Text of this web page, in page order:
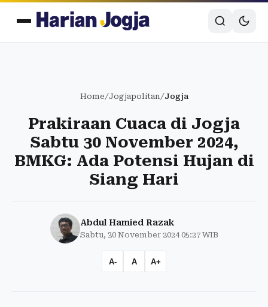
Home/Jogjapolitan/Jogja
Prakiraan Cuaca di Jogja
Sabtu 30 November 2024,
BMKG: Ada Potensi Hujan di
Siang Hari
Abdul Hamied Razak
Sabtu, 30 November 2024 05:27 WIB
A- A A+